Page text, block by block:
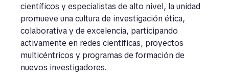
científicos y especialistas de alto nivel, la unidad
promueve una cultura de investigación ética,
colaborativa y de excelencia, participando
activamente en redes científicas, proyectos
multicéntricos y programas de formación de
nuevos investigadores.